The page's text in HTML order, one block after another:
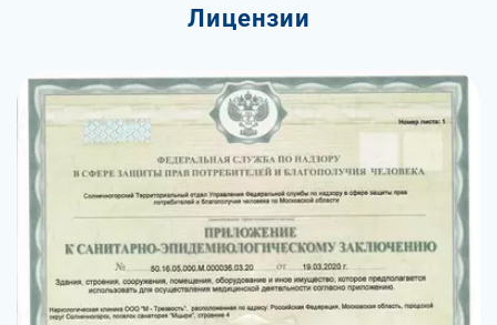
Лицензии